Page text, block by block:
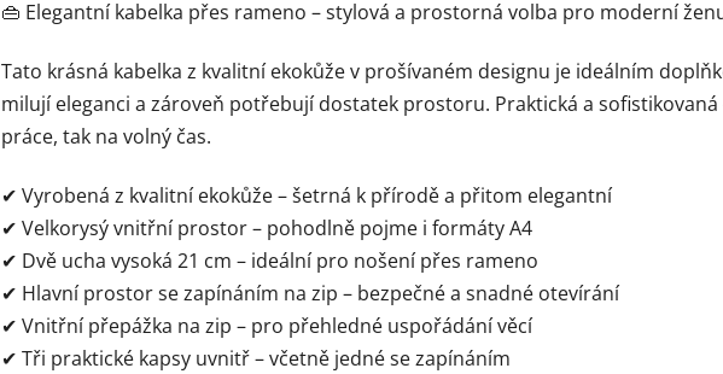
👜 Elegantní kabelka přes rameno – stylová a prostorná volba pro moderní
Tato krásná kabelka z kvalitní ekokůže v prošívaném designu je ideálním
milují eleganci a zároveň potřebují dostatek prostoru. Praktická a sofistikovaná
práce, tak na volný čas.
✔ Vyrobená z kvalitní ekokůže – šetrná k přírodě a přitom elegantní
✔ Velkorysý vnitřní prostor – pohodlně pojme i formáty A4
✔ Dvě ucha vysoká 21 cm – ideální pro nošení přes rameno
✔ Hlavní prostor se zapínáním na zip – bezpečné a snadné otevírání
✔ Vnitřní přepážka na zip – pro přehledné uspořádání věcí
✔ Tři praktické kapsy uvnitř – včetně jedné se zapínáním